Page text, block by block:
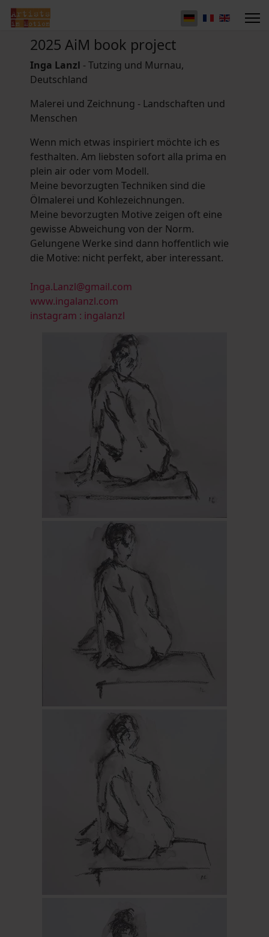
2025 AiM book project
Inga Lanzl - Tutzing und Murnau,
Deutschland
Malerei und Zeichnung - Landschaften und
Menschen
Wenn mich etwas inspiriert möchte ich es
festhalten. Am liebsten sofort alla prima en
plein air oder vom Modell.
Meine bevorzugten Techniken sind die
Ölmalerei und Kohlezeichnungen.
Meine bevorzugten Motive zeigen oft eine
gewisse Abweichung von der Norm.
Gelungene Werke sind dann hoffentlich wie
die Motive: nicht perfekt, aber interessant.
Inga.Lanzl@gmail.com
www.ingalanzl.com
instagram : ingalanzl